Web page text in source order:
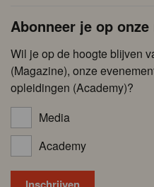
Abonneer je op
Wil je op de hoogte blijven
(Magazine), onze
opleidingen (Academy)?
Media
Academy